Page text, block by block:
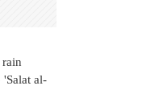
rain
'Salat al-